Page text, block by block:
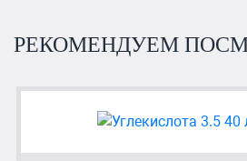
РЕКОМЕНДУЕМ